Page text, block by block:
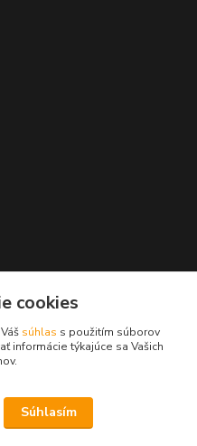
cookies
súhlas s použitím súborov
informácie týkajúce sa Vašich
Súhlasím